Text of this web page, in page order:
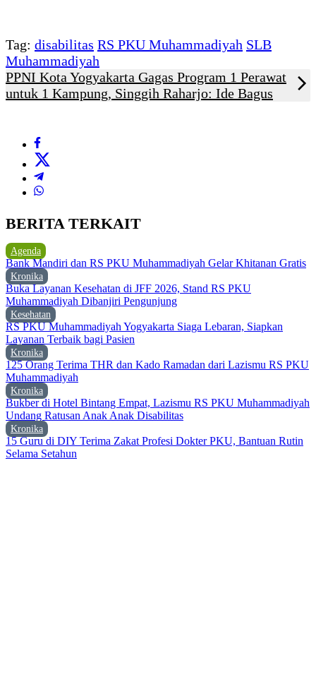
Tag: disabilitas RS PKU Muhammadiyah SLB
Muhammadiyah
PPNI Kota Yogyakarta Gagas Program 1 Perawat
untuk 1 Kampung, Singgih Raharjo: Ide Bagus
BERITA TERKAIT
Agenda
Bank Mandiri dan RS PKU Muhammadiyah Gelar Khitanan Gratis
Kronika
Buka Layanan Kesehatan di JFF 2026, Stand RS PKU
Muhammadiyah Dibanjiri Pengunjung
Kesehatan
RS PKU Muhammadiyah Yogyakarta Siaga Lebaran, Siapkan
Layanan Terbaik bagi Pasien
Kronika
125 Orang Terima THR dan Kado Ramadan dari Lazismu RS PKU
Muhammadiyah
Kronika
Bukber di Hotel Bintang Empat, Lazismu RS PKU Muhammadiyah
Undang Ratusan Anak Anak Disabilitas
Kronika
15 Guru di DIY Terima Zakat Profesi Dokter PKU, Bantuan Rutin
Selama Setahun